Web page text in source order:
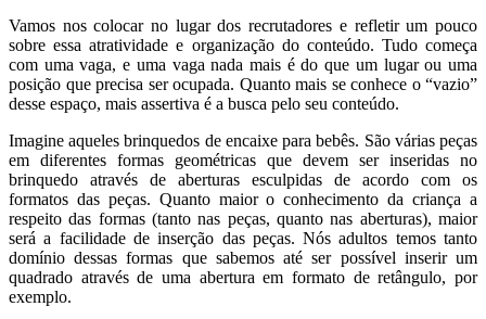
Vamos nos colocar no lugar dos recrutadores e refletir um pouco
sobre essa atratividade e organização do conteúdo. Tudo começa
com uma vaga, e uma vaga nada mais é do que um lugar ou uma
posição que precisa ser ocupada. Quanto mais se conhece o “vazio”
desse espaço, mais assertiva é a busca pelo seu conteúdo.
Imagine aqueles brinquedos de encaixe para bebês. São várias peças
em diferentes formas geométricas que devem ser inseridas no
brinquedo através de aberturas esculpidas de acordo com os
formatos das peças. Quanto maior o conhecimento da criança a
respeito das formas (tanto nas peças, quanto nas aberturas), maior
será a facilidade de inserção das peças. Nós adultos temos tanto
domínio dessas formas que sabemos até ser possível inserir um
quadrado através de uma abertura em formato de retângulo, por
exemplo.